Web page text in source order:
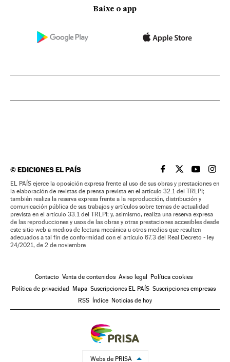
Baixe o app
©EDICIONES EL PAÍS EL PAÍS BRASIL EN
EL PAÍSEL PAÍS
EL
EL PAÍS ejerce la oposición expresa frente al uso de sus obras y prestaciones en
la elaboración de revistas de prensa prevista en el artículo 32.1 del TRLPI;
también realiza la reserva expresa frente a la reproducción, distribución y
comunicación pública de sus trabajos y artículos sobre temas de actualidad
prevista en el artículo 33.1 del TRLPI; y, asimismo, realiza una reserva expresa
de las reproducciones y usos de las obras y otras prestaciones accesibles desde
este sitio web a medios de lectura mecánica u otros medios que resulten
adecuados a tal fin de conformidad con el artículo 67.3 del Real Decreto - ley
24/2021, de 2 de noviembre
Contacto Venta de contenidos Aviso legal
Política cookies
Política de privacidad
Mapa Suscripciones EL PAÍS Suscripciones empresas
RSS
Índice Noticias de hoy
Webs de PRISA